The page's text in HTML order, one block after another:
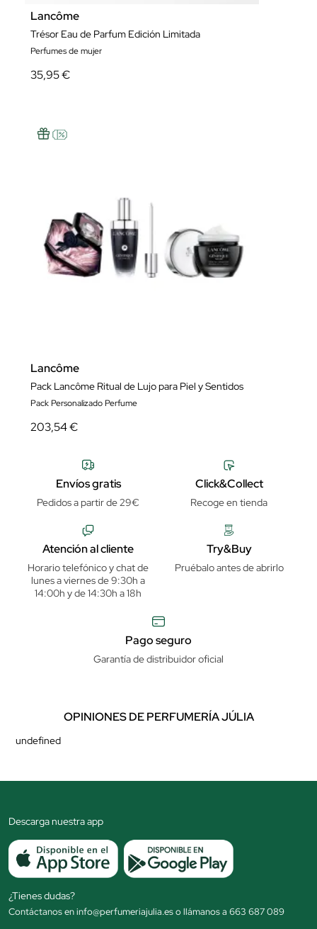
Lancôme
Trésor Eau de Parfum Edición Limitada
Perfumes de mujer
35,95 €
Lancôme
Pack Lancôme Ritual de Lujo para Piel y Sentidos
Pack Personalizado Perfume
203,54 €
Envíos gratis
Pedidos a partir de 29€
Click&Collect
Recoge en tienda
Atención al cliente
Horario telefónico y chat de
lunes a viernes de 9:30h a
14:00h y de 14:30h a 18h
Try&Buy
Pruébalo antes de abrirlo
Pago seguro
Garantía de distribuidor oficial
OPINIONES DE PERFUMERÍA JÚLIA
undefined
Descarga nuestra app
¿Tienes dudas?
Contáctanos en info@perfumeriajulia.es o llámanos a 663 687 089